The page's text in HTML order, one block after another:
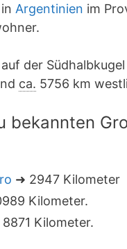
Argentinien im
der
ca. 5756 km
bekannten
➜ 2947 Kilometer
Kilometer.
Kilometer.